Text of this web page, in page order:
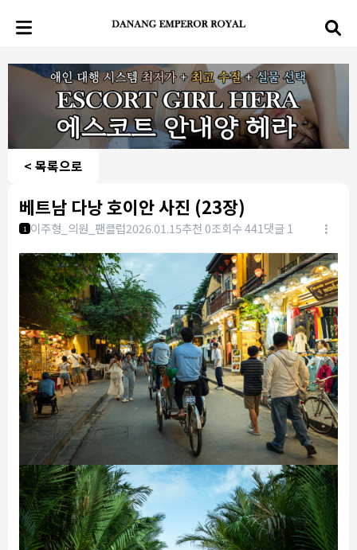
< 목록으로
베트남 다낭 호이안 사진 (23장)
1 이주형_의원_팬클럽2026.01.15추천 0조회수 441댓글 1